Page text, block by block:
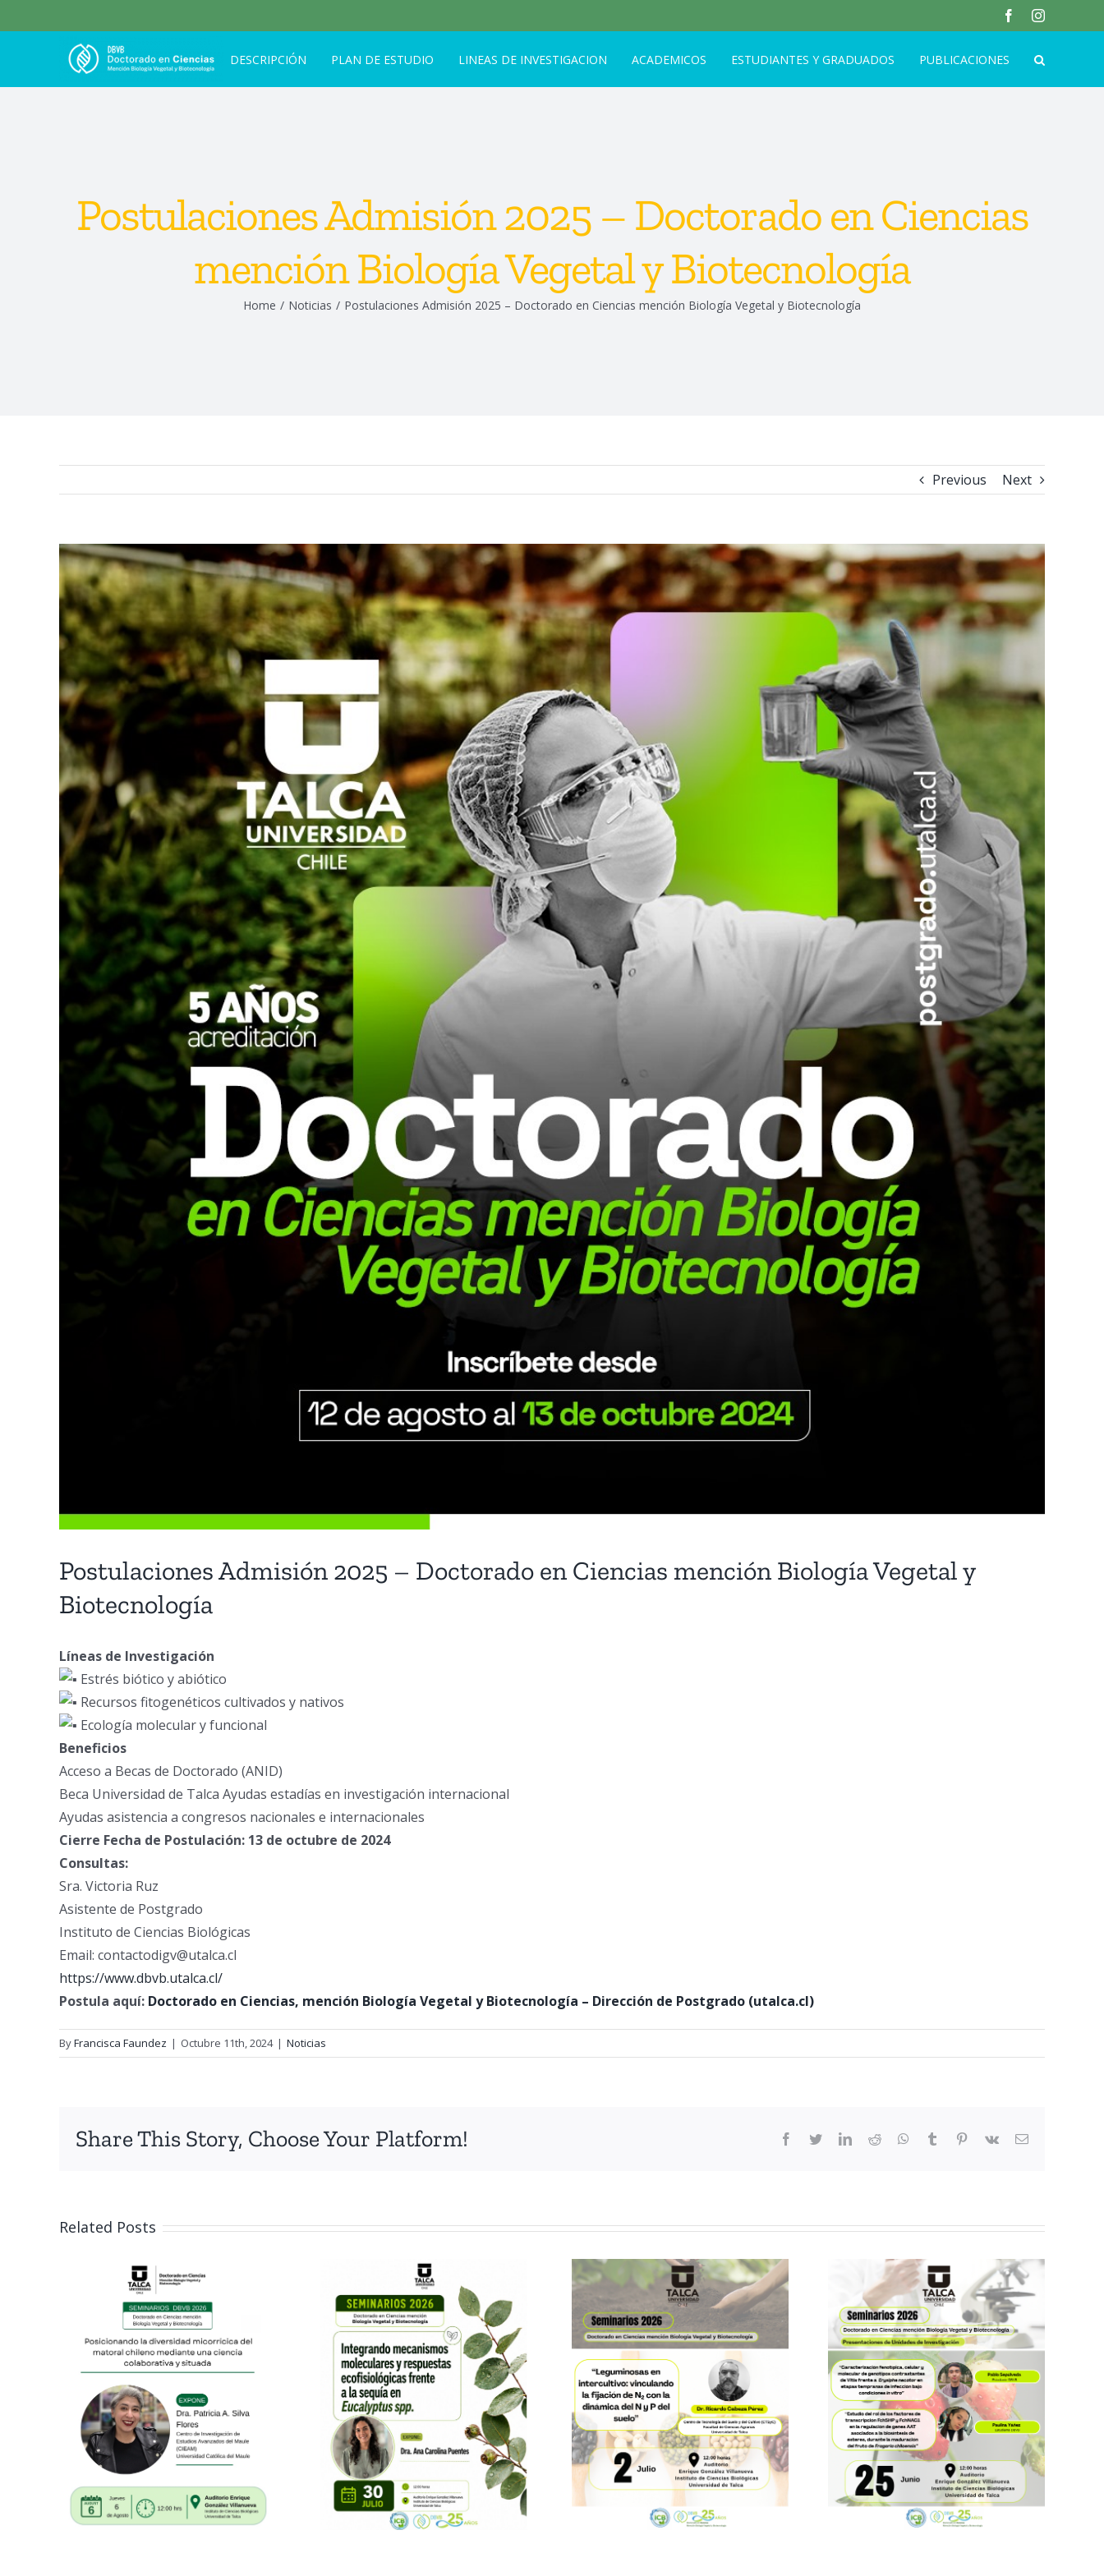
to
facebookinstagram
for:
DESCRIPCIÓN PLAN DE ESTUDIO LINEAS DE INVESTIGACION ACADEMICOS ESTUDIANTES Y GRADUADOS PUBLICACIONES
Postulaciones Admisión 2025 – Doctorado en Ciencias
mención Biología Vegetal y Biotecnología
Home / Noticias / Postulaciones Admisión 2025 – Doctorado en Ciencias mención Biología Vegetal y Biotecnología
Previous Next
View
Larger
Image
Postulaciones Admisión 2025 – Doctorado en Ciencias mención Biología Vegetal y
Biotecnología
Líneas de Investigación
Estrés biótico y abiótico
Recursos fitogenéticos cultivados y nativos
Ecología molecular y funcional
Beneficios
Acceso a Becas de Doctorado (ANID)
Beca Universidad de Talca Ayudas estadías en investigación internacional
Ayudas asistencia a congresos nacionales e internacionales
Cierre Fecha de Postulación: 13 de octubre de 2024
Consultas:
Sra. Victoria Ruz
Asistente de Postgrado
Instituto de Ciencias Biológicas
Email: contactodigv@utalca.cl
https://www.dbvb.utalca.cl/
Postula aquí: Doctorado en Ciencias, mención Biología Vegetal y Biotecnología – Dirección de Postgrado (utalca.cl)
ByFrancisca Faundez | Octubre 11th, 2024 | Noticias
Share This Story, Choose Your Platform! facebook
twitterlinkedinreddit whatsapptumblr pinterest
vk Email
Related Posts
Seminarios Dra.
Ana Carolina
Puentes
Invitación
SEMINARIO
DBVB 02.07.26 –
Dr. Ricardo
Cabeza Pérez
Invitación
SEMINARIO
DBVB 25.06.26 –
Estudiantes del
programa DBVB
– Paulina Yáñez;
Pablo Sepúlveda